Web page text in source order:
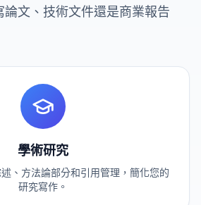
論文、技術文件還是商業報告
學術研究
、方法論部分和引用管理，簡化您的
研究寫作。